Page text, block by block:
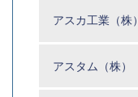
アスカ工業（株）
アスタム（株）